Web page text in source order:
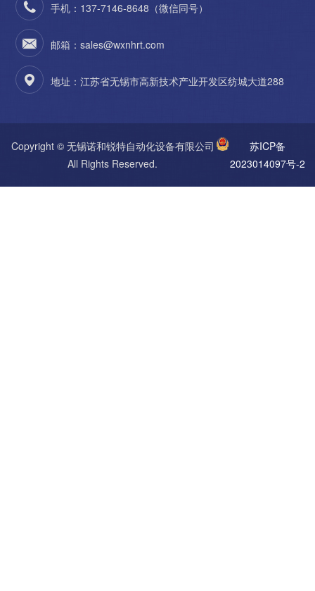
手机：137-7146-8648（微信同号）
邮箱：sales@wxnhrt.com
地址：江苏省无锡市高新技术产业开发区纺城大道288
Copyright © 无锡诺和锐特自动化设备有限公司
All Rights Reserved.
苏ICP备
2023014097号-2